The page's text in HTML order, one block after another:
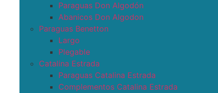
Paraguas Don Algodón
Abanicos Don Algodon
Paraguas Benetton
Largo
Plegable
Catalina Estrada
Paraguas Catalina Estrada
Complementos Catalina Estrada